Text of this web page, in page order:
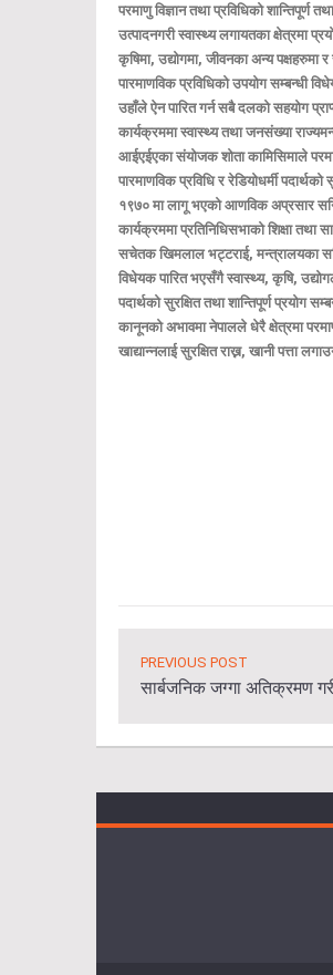
परमाणु विज्ञान तथा प्रविधिको
उत्पादनगरी स्वास्थ्य लगायतका क्षेत्रमा
कृषिमा, उद्योगमा, जीवनका अन्य
पारमाणविक प्रविधिको उपयोग सम्बन्धी
उहाँले ऐन पारित गर्न सबै दलको सहयोग
कार्यक्रममा स्वास्थ्य तथा जनसंख्या
आईएईएका संयोजक शोता कामिसिमाले
पारमाणविक प्रविधि र रेडियोधर्मी
१९७० मा लागू भएको आणविक अप्रसार
कार्यक्रममा प्रतिनिधिसभाको शिक्षा तथा
सचेतक खिमलाल भट्टराई, मन्त्रालयका
विधेयक पारित भएसँगै स्वास्थ्य, कृषि,
पदार्थको सुरक्षित तथा शान्तिपूर्ण प्रयोग
कानूनको अभावमा नेपालले धेरै क्षेत्रमा
खाद्यान्नलाई सुरक्षित राख्न, खानी पत्ता
PREVIOUS POST
सार्बजनिक जग्गा अतिक्रमण